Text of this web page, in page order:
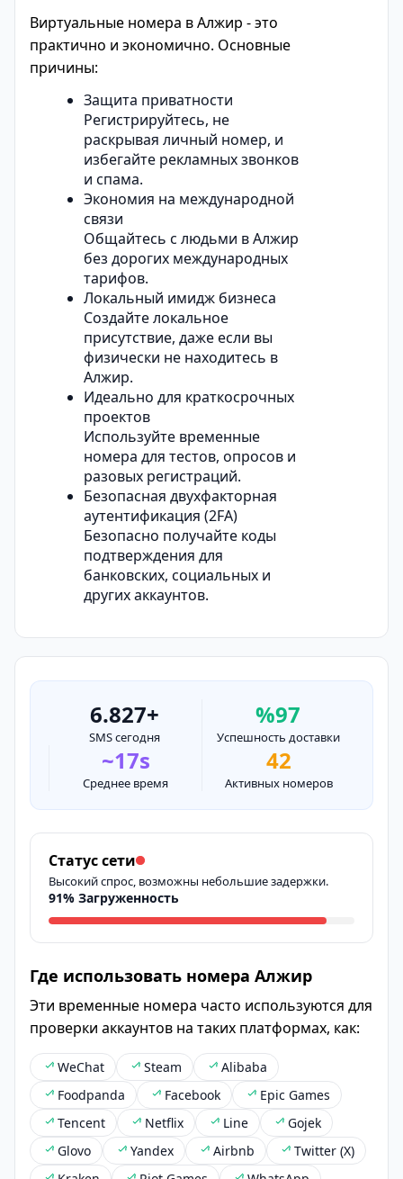
Виртуальные номера в Алжир - это
практично и экономично. Основные
причины:
Защита приватности
Регистрируйтесь, не
раскрывая личный номер, и
избегайте рекламных звонков
и спама.
Экономия на международной
связи
Общайтесь с людьми в Алжир
без дорогих международных
тарифов.
Локальный имидж бизнеса
Создайте локальное
присутствие, даже если вы
физически не находитесь в
Алжир.
Идеально для краткосрочных
проектов
Используйте временные
номера для тестов, опросов и
разовых регистраций.
Безопасная двухфакторная
аутентификация (2FA)
Безопасно получайте коды
подтверждения для
банковских, социальных и
других аккаунтов.
6.827+
SMS сегодня
%97
Успешность доставки
~17s
Среднее время
42
Активных номеров
Статус сети
Высокий спрос, возможны небольшие задержки.
91% Загруженность
Где использовать номера Алжир
Эти временные номера часто используются для
проверки аккаунтов на таких платформах, как:
WeChat Steam
Alibaba
Foodpanda
Facebook
Epic Games
Tencent
Netflix Line
Gojek
Glovo
Yandex Airbnb
Twitter (X)